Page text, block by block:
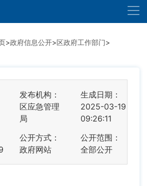
>政府信息公开>区政府工作部门>
发布机构：
区应急管理
局
生成日期：
2025-03-19
09:26:11
公开方式：
政府网站
公开范围：
全部公开